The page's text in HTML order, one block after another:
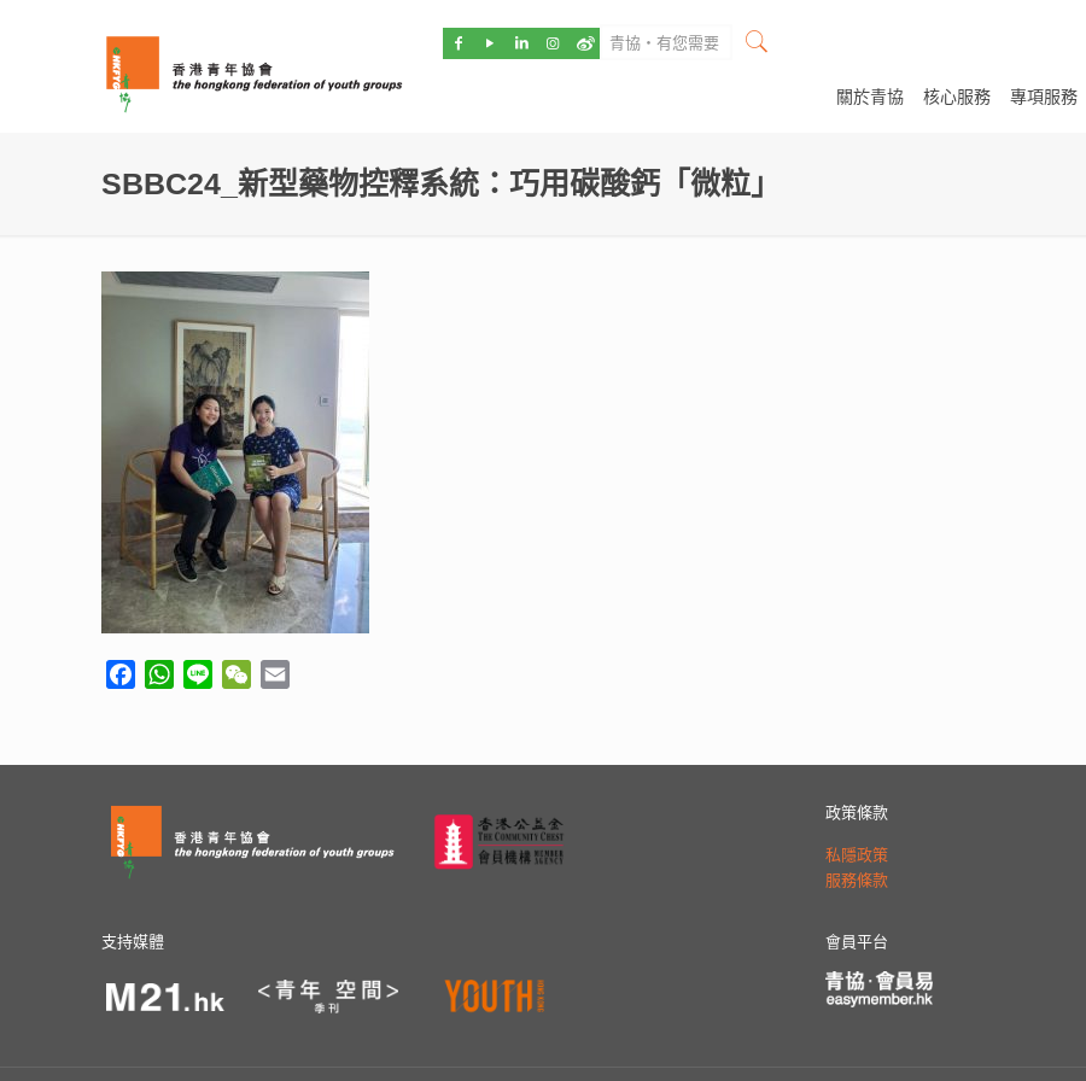
關於青協 核心服務 專項服務
SBBC24_新型藥物控釋系統：巧用碳酸鈣「微粒」
FacebookWhatsApp
Line WeChat
政策條款
私隱政策
服務條款
支持媒體 會員平台